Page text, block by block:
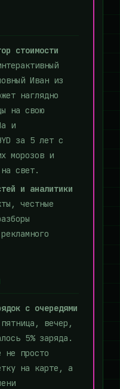
стоимости
Иван из
наглядно
на свою
и
за 5 лет с
морозов и
свет.
и аналитики
честные
с очередями
вечер,
5% заряда.
не просто
на карте, а